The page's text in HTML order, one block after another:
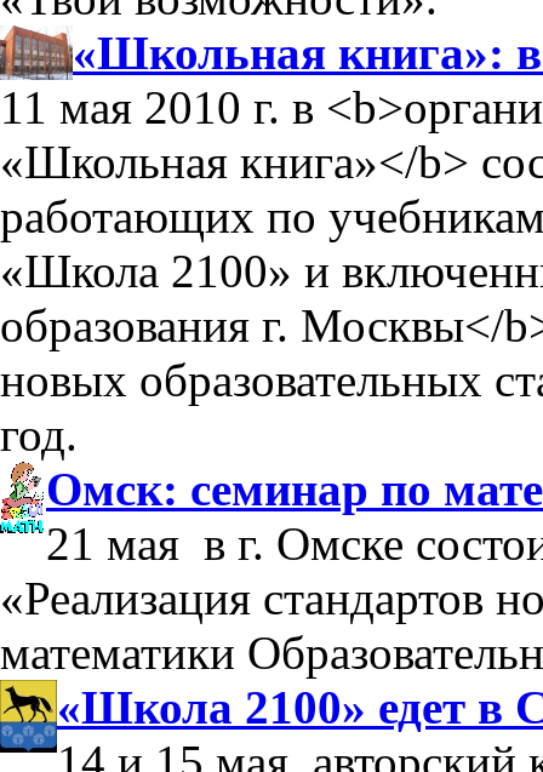
«Школьная книга»:
11 мая 2010 г. в
«Школьная книга»</b>
работающих по
«Школа 2100» и
образования г. Москвы</
новых образовательных
год.
Омск: семинар по
21 мая в г. Омске
«Реализация стандартов
математики
«Школа 2100» едет в